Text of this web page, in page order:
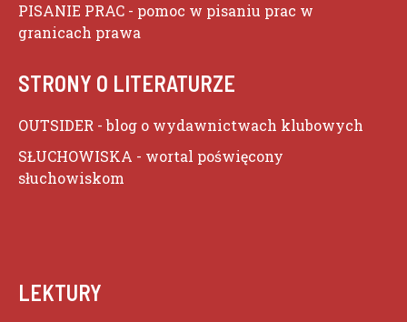
PISANIE PRAC - pomoc w pisaniu prac w
granicach prawa
STRONY O LITERATURZE
OUTSIDER - blog o wydawnictwach klubowych
SŁUCHOWISKA - wortal poświęcony
słuchowiskom
LEKTURY